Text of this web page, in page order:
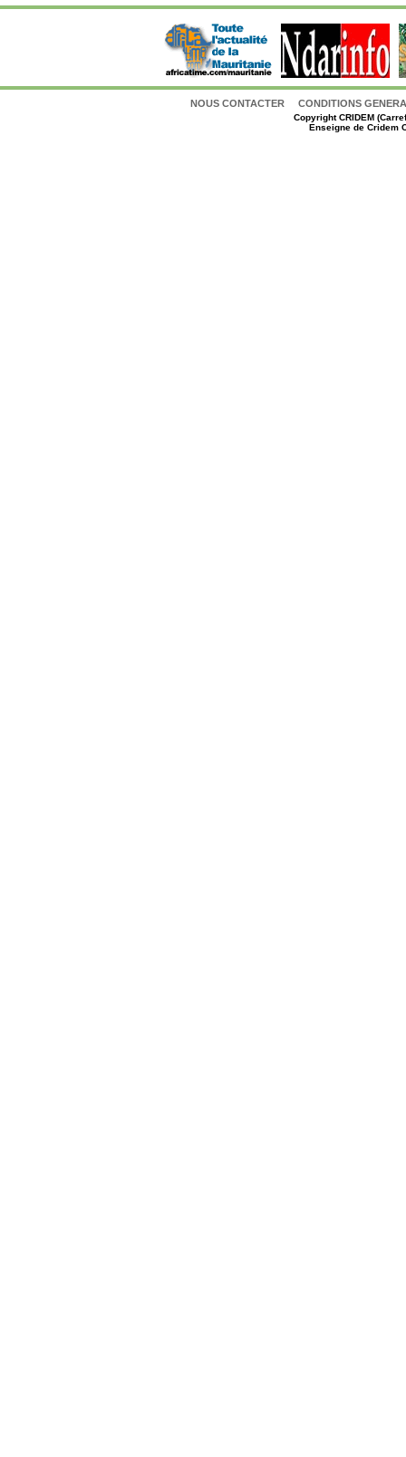
NOUS CONTACTER CONDITIONS
CopyrightCRIDEM
Enseigne de Cridem